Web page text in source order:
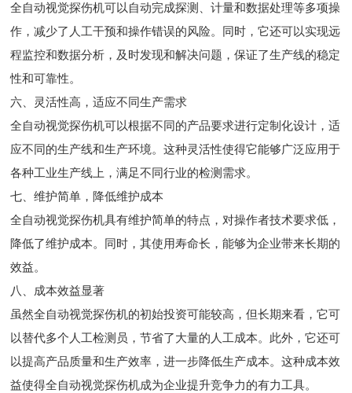
全自动视觉探伤机可以自动完成探测、计量和数据处理等多项操
作，减少了人工干预和操作错误的风险。同时，它还可以实现远
程监控和数据分析，及时发现和解决问题，保证了生产线的稳定
性和可靠性。
六、灵活性高，适应不同生产需求
全自动视觉探伤机可以根据不同的产品要求进行定制化设计，适
应不同的生产线和生产环境。这种灵活性使得它能够广泛应用于
各种工业生产线上，满足不同行业的检测需求。
七、维护简单，降低维护成本
全自动视觉探伤机具有维护简单的特点，对操作者技术要求低，
降低了维护成本。同时，其使用寿命长，能够为企业带来长期的
效益。
八、成本效益显著
虽然全自动视觉探伤机的初始投资可能较高，但长期来看，它可
以替代多个人工检测员，节省了大量的人工成本。此外，它还可
以提高产品质量和生产效率，进一步降低生产成本。这种成本效
益使得全自动视觉探伤机成为企业提升竞争力的有力工具。